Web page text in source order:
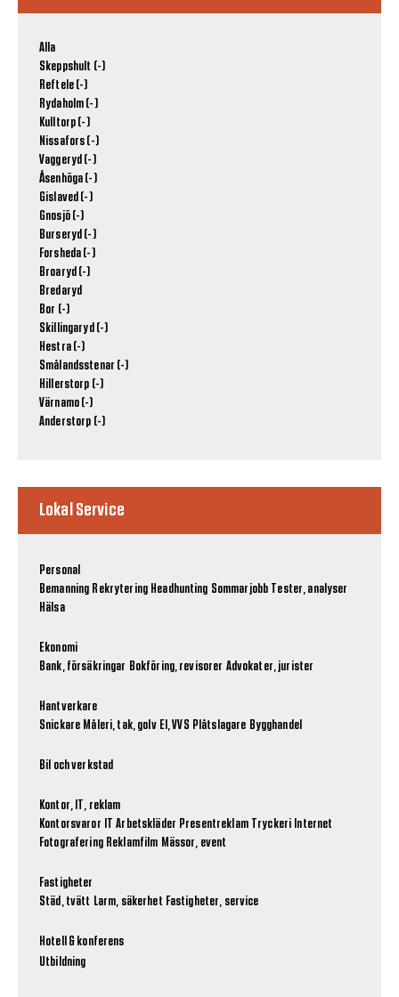
Alla
Skeppshult (-)
Reftele (-)
Rydaholm (-)
Kulltorp (-)
Nissafors (-)
Vaggeryd (-)
Åsenhöga (-)
Gislaved (-)
Gnosjö (-)
Burseryd (-)
Forsheda (-)
Broaryd (-)
Bredaryd
Bor (-)
Skillingaryd (-)
Hestra (-)
Smålandsstenar (-)
Hillerstorp (-)
Värnamo (-)
Anderstorp (-)
Lokal Service
Personal
Bemanning Rekrytering Headhunting Sommarjobb
Tester, analyser
Hälsa
Ekonomi
Bank, försäkringar Bokföring, revisorer Advokater, jurister
Hantverkare
Snickare Måleri, tak, golv El, VVS Plåtslagare Bygghandel
Bil och verkstad
Kontor, IT, reklam
Kontorsvaror
Arbetskläder Presentreklam Tryckeri Internet
Fotografering Reklamfilm Mässor, event
Fastigheter
Städ, tvätt Larm, säkerhet Fastigheter, service
Hotell & konferens
Utbildning